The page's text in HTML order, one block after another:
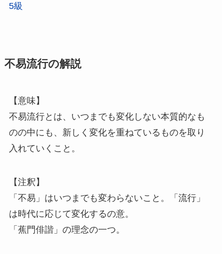
5級
不易流行の解説
【意味】
不易流行とは、いつまでも変化しない本質的なも
のの中にも、新しく変化を重ねているものを取り
入れていくこと。
【注釈】
「不易」はいつまでも変わらないこと。「流行」
は時代に応じて変化するの意。
「蕉門俳諧」の理念の一つ。